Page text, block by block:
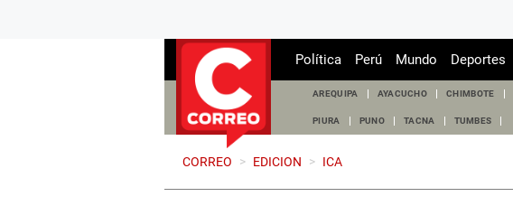
Política Perú Mundo Deportes
AREQUIPA AYACUCHO CHIMBOTE
PIURA PUNO TACNA TUMBES
CORREO > EDICION > ICA